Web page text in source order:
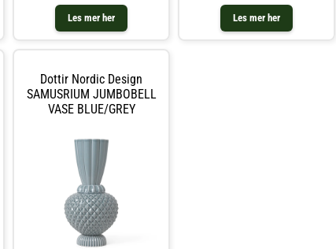
Les mer her Les mer her
Dottir Nordic Design
SAMUSRIUM JUMBOBELL
VASE BLUE/GREY